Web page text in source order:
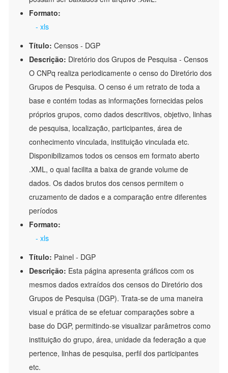
Formato:
- xls
Título: Censos - DGP
Descrição: Diretório dos Grupos de Pesquisa - Censos
O CNPq realiza periodicamente o censo do Diretório dos
Grupos de Pesquisa. O censo é um retrato de toda a
base e contém todas as informações fornecidas pelos
próprios grupos, como dados descritivos, objetivo, linhas
de pesquisa, localização, participantes, área de
conhecimento vinculada, instituição vinculada etc.
Disponibilizamos todos os censos em formato aberto
.XML, o qual facilita a baixa de grande volume de
dados. Os dados brutos dos censos permitem o
cruzamento de dados e a comparação entre diferentes
períodos
Formato:
- xls
Título: Painel - DGP
Descrição: Esta página apresenta gráficos com os
mesmos dados extraídos dos censos do Diretório dos
Grupos de Pesquisa (DGP). Trata-se de uma maneira
visual e prática de se efetuar comparações sobre a
base do DGP, permitindo-se visualizar parâmetros como
instituição do grupo, área, unidade da federação a que
pertence, linhas de pesquisa, perfil dos participantes
etc.